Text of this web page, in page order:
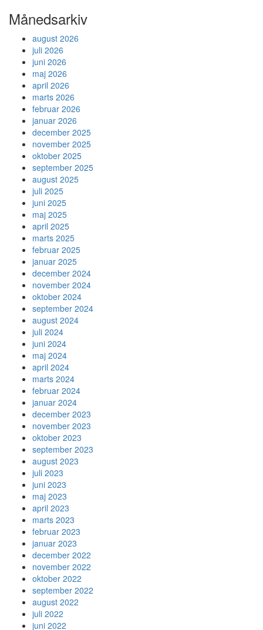
Månedsarkiv
august 2026
juli 2026
juni 2026
maj 2026
april 2026
marts 2026
februar 2026
januar 2026
december 2025
november 2025
oktober 2025
september 2025
august 2025
juli 2025
juni 2025
maj 2025
april 2025
marts 2025
februar 2025
januar 2025
december 2024
november 2024
oktober 2024
september 2024
august 2024
juli 2024
juni 2024
maj 2024
april 2024
marts 2024
februar 2024
januar 2024
december 2023
november 2023
oktober 2023
september 2023
august 2023
juli 2023
juni 2023
maj 2023
april 2023
marts 2023
februar 2023
januar 2023
december 2022
november 2022
oktober 2022
september 2022
august 2022
juli 2022
juni 2022